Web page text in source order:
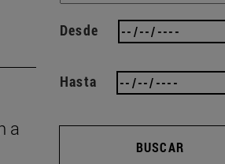
a
Desde
Hasta
BUSCAR